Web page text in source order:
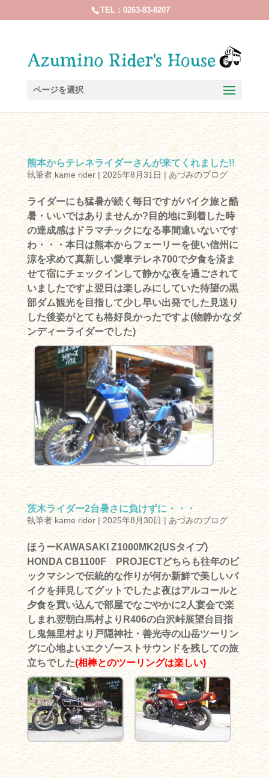
TEL：0263-83-8207
ページを選択
熊本からテレネライダーさんが来てくれました!!
執筆者 kame rider| 2025年8月31日 | あづみのブログ
ライダーにも猛暑が続く毎日ですがバイク旅と酷
暑・いいではありませんか?目的地に到着した時
の達成感はドラマチックになる事間違いないです
わ・・・本日は熊本からフェーリーを使い信州に
涼を求めて真新しい愛車テレネ700で夕食を済ま
せて宿にチェックインして静かな夜を過ごされて
いましたですよ翌日は楽しみにしていた待望の黒
部ダム観光を目指して少し早い出発でした見送り
した後姿がとても格好良かったですよ(物静かなダ
ンディーライダーでした)
茨木ライダー2台暑さに負けずに・・・
執筆者 kame rider|2025年8月30日| あづみのブログ
ほうーKAWASAKI Z1000MK2(USタイプ)
HONDA CB1100F PROJECTどちらも往年のビ
ックマシンで伝統的な作りが何か新鮮で美しいバ
イクを拝見してグットでしたよ夜はアルコールと
夕食を買い込んで部屋でなごやかに2人宴会で楽
しまれ翌朝白馬村よりR406の白沢峠展望台目指
し鬼無里村より戸隠神社・善光寺の山岳ツーリン
グに心地よいエクゾーストサウンドを残しての旅
立ちでした(相棒とのツーリングは楽しい)